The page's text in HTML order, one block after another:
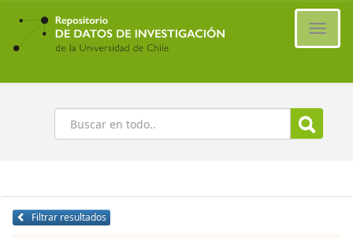
Ir
contenido
principal
Buscar
Filtrar resultados